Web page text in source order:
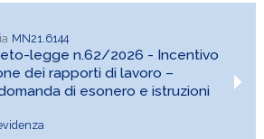
MN21.6144
legge n.62/2026 - Incentivo
dei rapporti di lavoro –
di esonero e istruzioni